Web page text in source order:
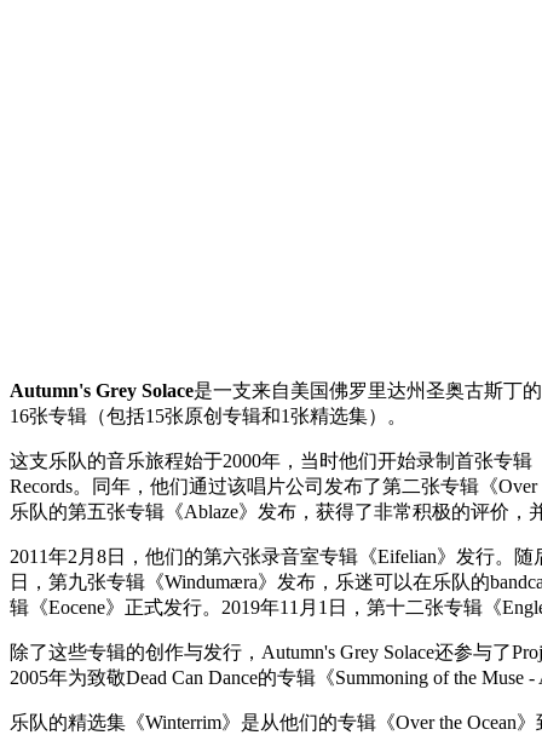
Autumn's Grey Solace是一支来自美国佛罗里达州圣奥古斯丁
16张专辑（包括15张原创专辑和1张精选集）。
这支乐队的音乐旅程始于2000年，当时他们开始录制首张专辑
Records。同年，他们通过该唱片公司发布了第二张专辑《
乐队的第五张专辑《Ablaze》发布，获得了非常积极的评价，
2011年2月8日，他们的第六张录音室专辑《Eifelian》发行。
日，第九张专辑《Windumæra》发布，乐迷可以在乐队的
辑《Eocene》正式发行。2019年11月1日，第十二张专辑《
除了这些专辑的创作与发行，Autumn's Grey Solace还参与了
2005年为致敬Dead Can Dance的专辑《Summoning of the Muse
乐队的精选集《Winterrim》是从他们的专辑《Over the Ocean